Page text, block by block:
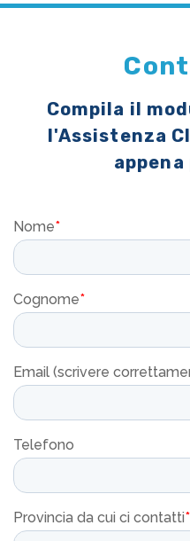
Compila il
l'Assistenza